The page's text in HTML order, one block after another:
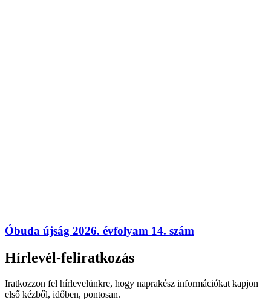
Óbuda újság 2026. évfolyam 14. szám
Hírlevél-feliratkozás
Iratkozzon fel hírlevelünkre, hogy naprakész információkat kapjon
első kézből, időben, pontosan.